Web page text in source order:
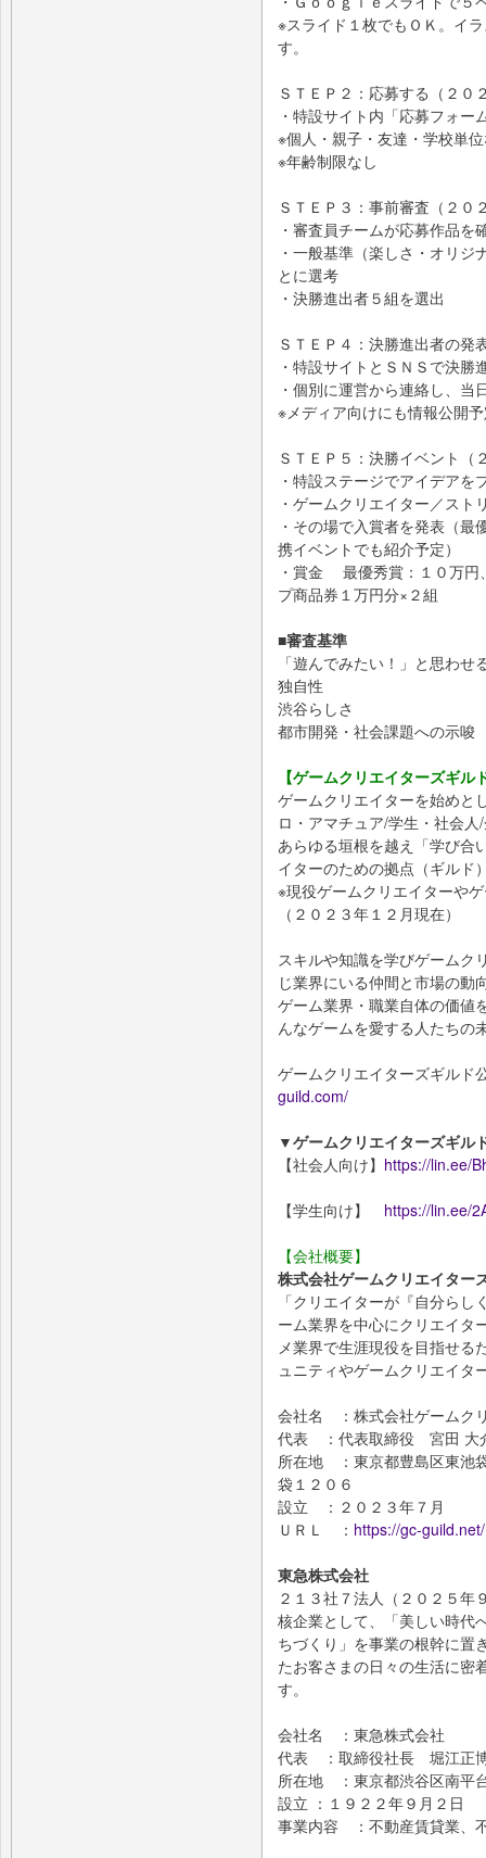
※スライド１枚でもＯＫ。イ
す。
ＳＴＥＰ２：応募する（２０
・特設サイト内「応募フォ
※個人・親子・友達・学校単
※年齢制限なし
ＳＴＥＰ３：事前審査（２０
・審査員チームが応募作品を
・一般基準（楽しさ・オリ
とに選考
・決勝進出者５組を選出
ＳＴＥＰ４：決勝進出者の発
・特設サイトとＳＮＳで決勝
・個別に運営から連絡し、当
※メディア向けにも情報公開
ＳＴＥＰ５：決勝イベント（
・特設ステージでアイデアを
・ゲームクリエイター／ス
・その場で入賞者を発表（
携イベントでも紹介予定）
・賞金 最優秀賞：１０万円
プ商品券１万円分×２組
■審査基準
「遊んでみたい！」と思わせ
独自性
渋谷らしさ
都市開発・社会課題への示唆
【ゲームクリエイターズギル
ゲームクリエイターを始めと
ロ・アマチュア/学生・社会人
あらゆる垣根を越え「学び合
イターのための拠点（ギルド
※現役ゲームクリエイターや
（２０２３年１２月現在）
スキルや知識を学びゲームク
じ業界にいる仲間と市場の動
ゲーム業界・職業自体の価値
んなゲームを愛する人たちの
ゲームクリエイターズギルド
guild.com/
▼ゲームクリエイターズギル
【社会人向け】 https://lin.ee/
【学生向け】 https://lin.ee/
【会社概要】
株式会社ゲームクリエイター
「クリエイターが『自分ら
ーム業界を中心にクリエイタ
メ業界で生涯現役を目指せる
ュニティやゲームクリエイタ
会社名 ：株式会社ゲームク
代表 ：代表取締役 宮田 大
所在地 ：東京都豊島区東池
袋１２０６
設立 ：２０２３年７月
ＵＲＬ ： https://gc-guild.net/
東急株式会社
２１３社７法人（２０２５年
核企業として、「美しい時代
ちづくり」を事業の根幹に置
たお客さまの日々の生活に密
す。
会社名 ：東急株式会社
代表 ：取締役社長 堀江正
所在地 ：東京都渋谷区南平
設立 ：１９２２年９月２日
事業内容 ：不動産賃貸業、